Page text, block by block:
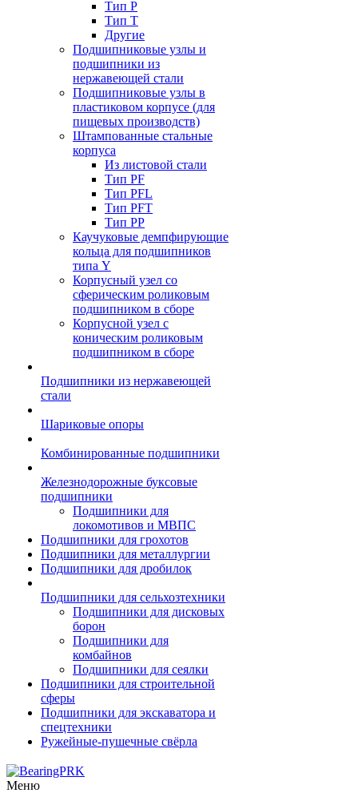
Тип P
Тип T
Другие
Подшипниковые узлы и
подшипники из
нержавеющей стали
Подшипниковые узлы в
пластиковом корпусе (для
пищевых производств)
Штампованные стальные
корпуса
Из листовой стали
Тип PF
Тип PFL
Тип PFT
Тип PP
Каучуковые демпфирующие
кольца для подшипников
типа Y
Корпусный узел со
сферическим роликовым
подшипником в сборе
Корпусной узел с
коническим роликовым
подшипником в сборе
Подшипники из нержавеющей
стали
Шариковые опоры
Комбинированные подшипники
Железнодорожные буксовые
подшипники
Подшипники для
локомотивов и МВПС
Подшипники для грохотов
Подшипники для металлургии
Подшипники для дробилок
Подшипники для сельхозтехники
Подшипники для дисковых
борон
Подшипники для
комбайнов
Подшипники для сеялки
Подшипники для строительной
сферы
Подшипники для экскаватора и
спецтехники
Ружейные-пушечные свёрла
Меню